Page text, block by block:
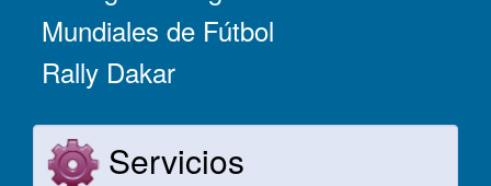
Mundiales de Fútbol
Rally Dakar
Servicios